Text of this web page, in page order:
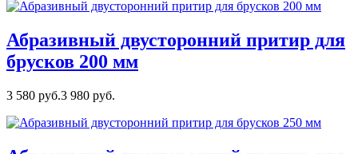
Абразивный двусторонний притир для
брусков 200 мм
3 580 руб.3 980 руб.